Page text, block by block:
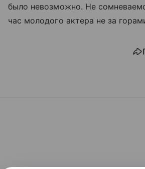
было невозможно. Не
час молодого актера не за